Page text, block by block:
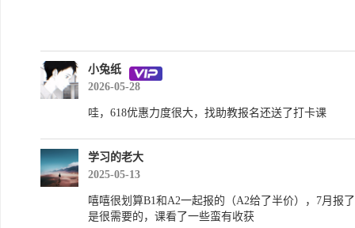
小兔纸
2026-05-28
哇，618优惠力度很大，找助教报名还送了打卡课
学习的老大
2025-05-13
嘻嘻很划算B1和A2一起报的（A2给了半价），7月报
是很需要的，课看了一些蛮有收获